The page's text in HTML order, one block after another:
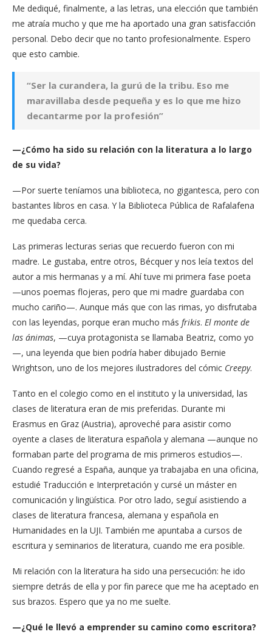
Me dediqué, finalmente, a las letras, una elección que también
me atraía mucho y que me ha aportado una gran satisfacción
personal. Debo decir que no tanto profesionalmente. Espero
que esto cambie.
“Ser la curandera, la gurú de la tribu. Eso me
maravillaba desde pequeña y es lo que me hizo
decantarme por la profesión”
—¿Cómo ha sido su relación con la literatura a lo largo
de su vida?
—Por suerte teníamos una biblioteca, no gigantesca, pero con
bastantes libros en casa. Y la Biblioteca Pública de Rafalafena
me quedaba cerca.
Las primeras lecturas serias que recuerdo fueron con mi
madre. Le gustaba, entre otros, Bécquer y nos leía textos del
autor a mis hermanas y a mí. Ahí tuve mi primera fase poeta
—unos poemas flojeras, pero que mi madre guardaba con
mucho cariño—. Aunque más que con las rimas, yo disfrutaba
con las leyendas, porque eran mucho más frikis. El monte de
las ánimas, —cuya protagonista se llamaba Beatriz, como yo
—, una leyenda que bien podría haber dibujado Bernie
Wrightson, uno de los mejores ilustradores del cómic Creepy.
Tanto en el colegio como en el instituto y la universidad, las
clases de literatura eran de mis preferidas. Durante mi
Erasmus en Graz (Austria), aproveché para asistir como
oyente a clases de literatura española y alemana —aunque no
formaban parte del programa de mis primeros estudios—.
Cuando regresé a España, aunque ya trabajaba en una oficina,
estudié Traducción e Interpretación y cursé un máster en
comunicación y lingüística. Por otro lado, seguí asistiendo a
clases de literatura francesa, alemana y española en
Humanidades en la UJI. También me apuntaba a cursos de
escritura y seminarios de literatura, cuando me era posible.
Mi relación con la literatura ha sido una persecución: he ido
siempre detrás de ella y por fin parece que me ha aceptado en
sus brazos. Espero que ya no me suelte.
—¿Qué le llevó a emprender su camino como escritora?